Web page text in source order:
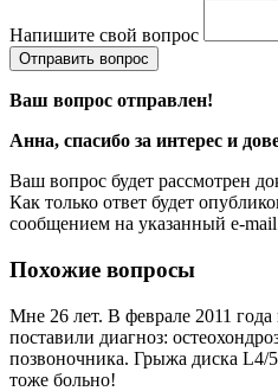
Напишите свой вопрос
Отправить вопрос
Ваш вопрос отправлен!
Анна, спасибо за интерес и
Ваш вопрос будет рассмотрен
Как только ответ будет
сообщением на указанный e-
Похожие вопросы
Мне 26 лет. В феврале 2011
поставили диагноз:
позвоночника. Грыжа диска
тоже больно!